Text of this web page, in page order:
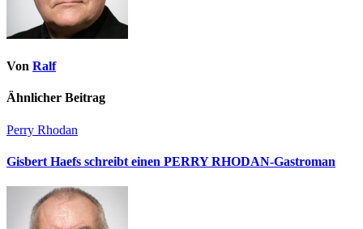
Von Ralf
Ähnlicher Beitrag
Perry Rhodan
Gisbert Haefs schreibt einen PERRY RHODAN-Gastroman